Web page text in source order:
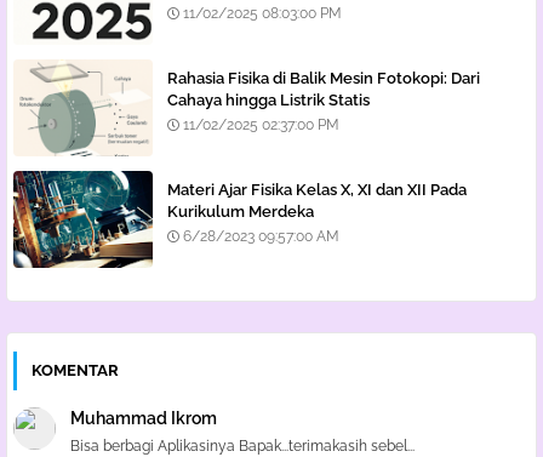
11/02/2025 08:03:00 PM
Rahasia Fisika di Balik Mesin Fotokopi: Dari
Cahaya hingga Listrik Statis
11/02/2025 02:37:00 PM
Materi Ajar Fisika Kelas X, XI dan XII Pada
Kurikulum Merdeka
6/28/2023 09:57:00 AM
KOMENTAR
Muhammad Ikrom
Bisa berbagi Aplikasinya Bapak...terimakasih sebel...